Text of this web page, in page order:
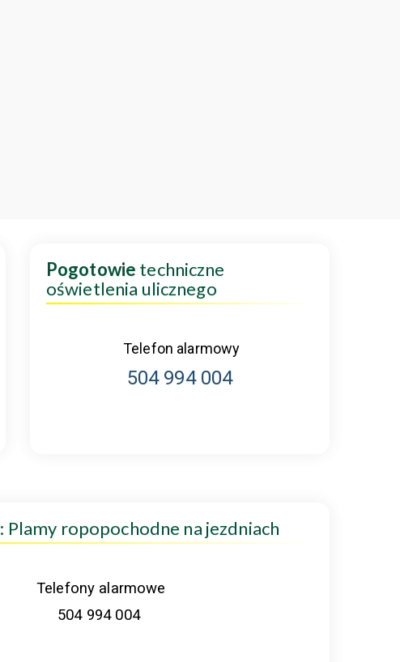
Pogotowie techniczne
oświetlenia ulicznego
Telefon alarmowy
504 994 004
: Plamy ropopochodne na jezdniach
Telefony alarmowe
504 994 004